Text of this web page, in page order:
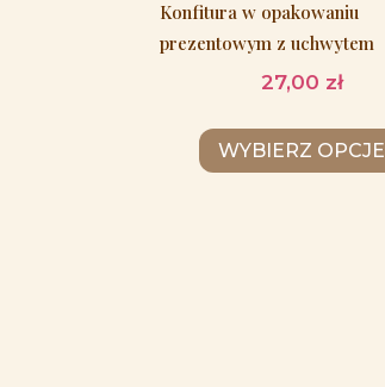
Konfitura w opakowaniu
prezentowym z uchwytem
27,00 zł
WYBIERZ OPCJE